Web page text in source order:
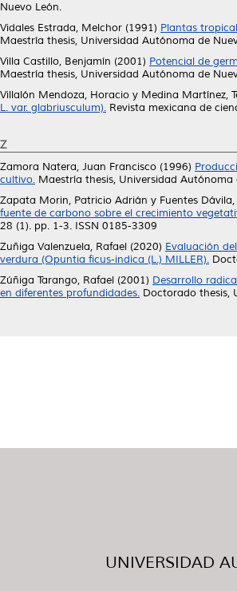
Nuevo León.
Vidales Estrada, Melchor (1991) Plantas
Maestría thesis, Universidad Autónoma de
Villa Castillo, Benjamín (2001) Potencial de
Maestría thesis, Universidad Autónoma de
Villalón Mendoza, Horacio y Medina Martínez,
L. var. glabriusculum). Revista mexicana de
Z
Zamora Natera, Juan Francisco (1996)
cultivo. Maestría thesis, Universidad Autónoma
Zapata Morin, Patricio Adrián y Fuentes
fuente de carbono sobre el crecimiento
28 (1). pp. 1-3. ISSN 0185-3309
Zuñiga Valenzuela, Rafael (2020) Evaluación
verdura (Opuntia ficus-indica (L.) MILLER).
Zúñiga Tarango, Rafael (2001) Desarrollo
en diferentes profundidades. Doctorado thesis,
UNIVERSIDAD